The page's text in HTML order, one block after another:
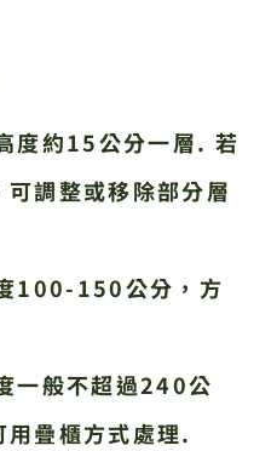
度約15公分一層. 若
調整或移除部分層
100-150公分，方
一般不超過240公
用疊櫃方式處理.